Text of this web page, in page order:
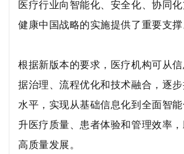
医疗行业向智能化、安全化、协同
健康中国战略的实施提供了重要支撑
根据新版本的要求，医疗机构可从
据治理、流程优化和技术融合，逐
水平，实现从基础信息化到全面智
升医疗质量、患者体验和管理效率
高质量发展。